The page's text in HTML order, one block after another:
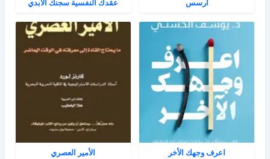
آرسس عقدك النفسية سجنك الأبدي
اعرف وجهك الأخر الأمير العصري